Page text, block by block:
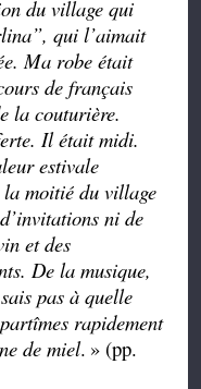
du village qui
”, qui l’aimait
Ma robe était
de français
la couturière.
Il était midi.
estivale
la moitié du village
ni de
et des
De la musique,
pas à quelle
rapidement
de miel. » (pp.